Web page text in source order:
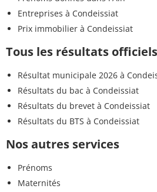
Entreprises à Condeissiat
Prix immobilier à Condeissiat
Tous les résultats
Résultat municipale 2026 à
Résultats du bac à Condeissiat
Résultats du brevet à Condeissiat
Résultats du BTS à Condeissiat
Nos autres services
Prénoms
Maternités